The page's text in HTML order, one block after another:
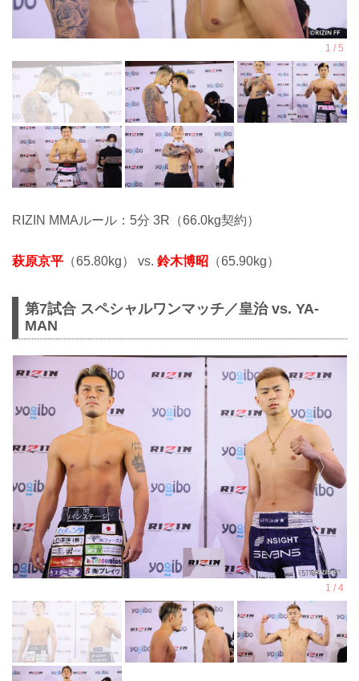
RIZIN MMAルール：5分 3R（66.0kg契約）
萩原京平 （65.80kg） vs. 鈴木博昭 （65.90kg）
第7試合 スペシャルワンマッチ／皇治 vs. YA-
MAN